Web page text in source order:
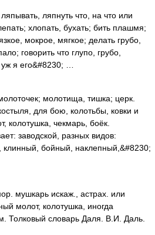
ляпнуть что, на что или
хлопать, бухать; бить плашмя;
мокрое, мягкое; делать грубо,
говорить что глупо, грубо,
я его&#8230; …
молотища, тишка; церк.
для бою, колотьбы, ковки и
колотушка, чекмарь, боёк.
заводской, разных видов:
бойный, наклепный,&#8230;
мушкарь искаж., астрах. или
молот, колотушка, иногда
Толковый словарь Даля. В.И. Даль.